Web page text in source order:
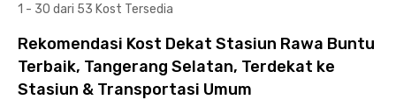
1 - 30 dari 53 Kost Tersedia
Rekomendasi Kost Dekat Stasiun Rawa Buntu
Terbaik, Tangerang Selatan, Terdekat ke
Stasiun & Transportasi Umum